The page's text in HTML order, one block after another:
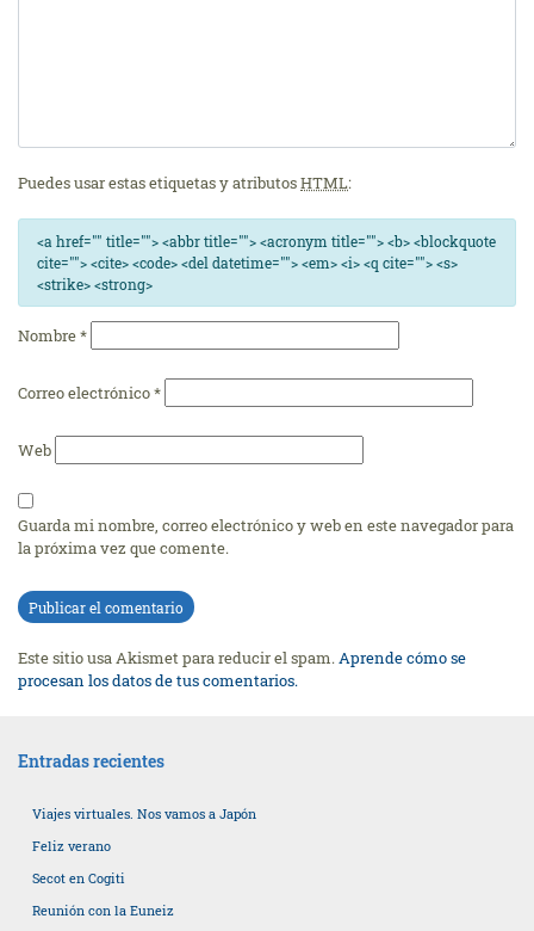
Puedes usar estas etiquetas y atributosHTML:
<a href="" title=""> <abbr title=""> <acronym title=""> <b> <blockquote
cite=""> <cite> <code> <del datetime=""> <em> <i> <q cite=""> <s>
<strike> <strong>
Nombre*
Correo electrónico*
Web
Guarda mi nombre, correo electrónico y web en este navegador para
la próxima vez que comente.
Este sitio usa Akismet para reducir el spam.Aprende cómo se
procesan los datos de tus comentarios.
Entradas recientes
Viajes virtuales. Nos vamos a Japón
Feliz verano
Secot en Cogiti
Reunión con la Euneiz